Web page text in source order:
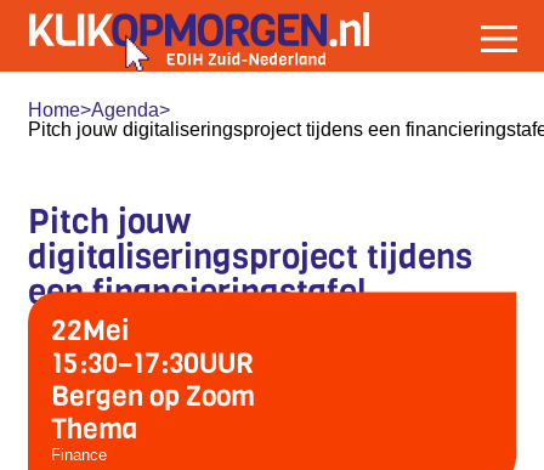
Home>Agenda>
Pitch jouw digitaliseringsproject tijdens een
Pitch jouw
digitaliseringsproject tijdens
een financieringstafel
22Mei
15:30–17:30UUR
Bergen op Zoom
Thema
Finance